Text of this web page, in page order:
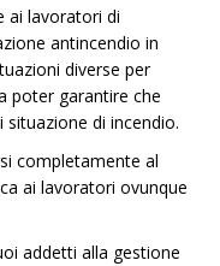
ai lavoratori di
antincendio in
diverse per
poter garantire che
di incendio.
completamente al
ai lavoratori ovunque
addetti alla gestione